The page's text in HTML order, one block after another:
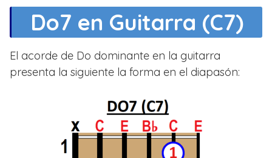
Do7 en Guitarra (C7)
El acorde de Do dominante en la guitarra
presenta la siguiente la forma en el diapasón: